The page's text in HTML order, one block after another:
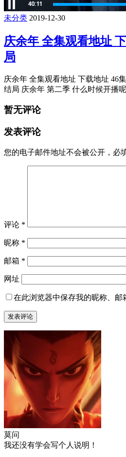
未分类 2019-12-30
庆余年 全集观看地址
局
庆余年 全集观看地址 下载地址 46
结局 庆余年 第二季 什么时候开播
暂无评论
发表评论
您的电子邮件地址不会被公开， 必
评论 *
昵称 *
邮箱 *
网址
在此浏览器中保存我的昵称、邮
莫问
我还没有学会写个人说明！